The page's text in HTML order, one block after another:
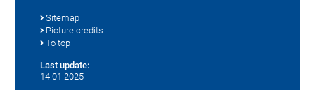
Sitemap
Picture credits
To top
Last update:
14.01.2025